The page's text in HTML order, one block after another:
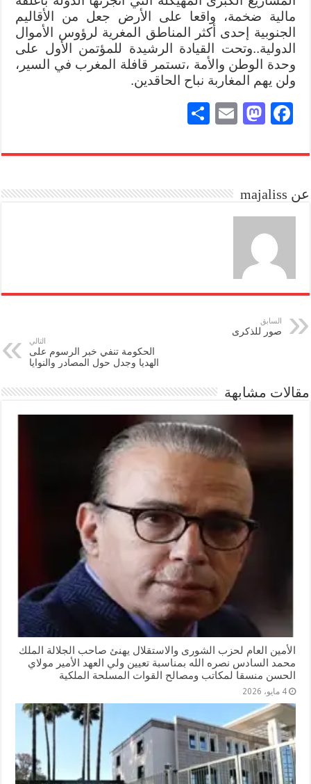
مالية ضخمة، واقعا على الأرض جعل من الأقاليم
الجنوبية إحدى أكثر المناطق المغرية لرؤوس الأموال
الدولية..وتحت القيادة الرشيدة للمؤتمن الأول على
وحدة الوطن والأمة ،تستمر قافلة المغرب في السير،
ولن يهم المغاربة نباح الحاقدين.
Fa
bo
M
to
n
E
ail
re
عن majaliss
السابق
صور للذكرى
التالي
الحكومة تنفي خبر الرسوم على
الهديا وجدل حول المصادر والنوايا
مقالات مشابهة
الأمين العام لحزب الشورى والاستقلال يهنئ صاحب الجلالة الملك
محمد السادس نصره الله بمناسبة تعيين ولي العهد الأمير مولاي
الحسن منسقا لمكاتب ومصالح القوات المسلحة الملكية
4 مايو، 2026